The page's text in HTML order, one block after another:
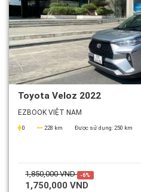
Toyota Veloz 2022
EZBOOK VIỆT NAM
0 228 km Được sử dụng:250 km
1,850,000 VND -6%
1,750,000 VND